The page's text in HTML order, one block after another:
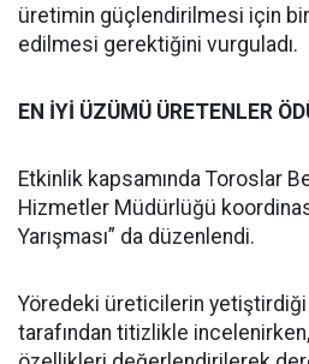
üretimin güçlendirilmesi için
edilmesi gerektiğini vurguladı.
EN İYİ ÜZÜMÜ ÜRETENLER
Etkinlik kapsamında Toroslar
Hizmetler Müdürlüğü
Yarışması” da düzenlendi.
Yöredeki üreticilerin
tarafından titizlikle